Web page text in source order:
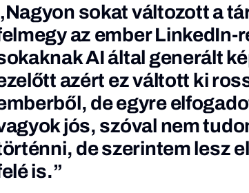
sokat változott a
az ember LinkedIn-
AI által generált
azért ez váltott ki
de egyre
jós, szóval nem
de szerintem lesz
is.”